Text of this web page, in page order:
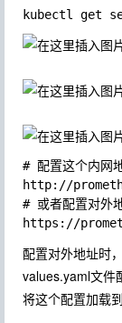
# 配置这个内网
http://
# 或者配置对外
配置对外地址时
values.yaml文件
将这个配置加载